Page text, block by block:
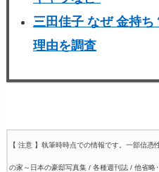
三田佳子 なぜ 金持
理由を調査
【 注意 】執筆時時点での情報です。一部信憑
の家～日本の豪邸写真集 / 各種週刊誌 / 他省略